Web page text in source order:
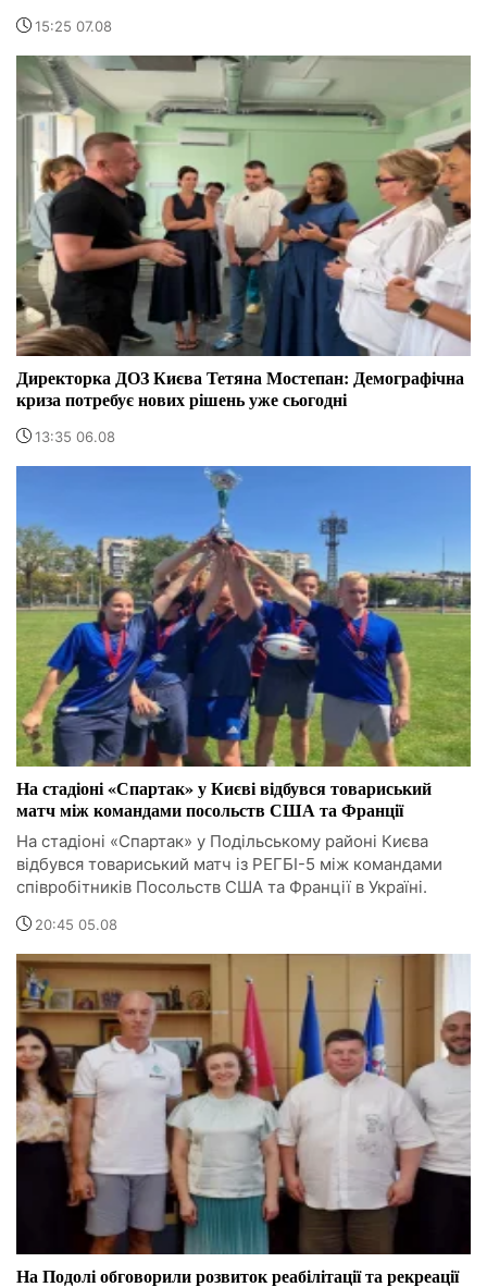
15:25 07.08
Директорка ДОЗ Києва Тетяна Мостепан: Демографічна
криза потребує нових рішень уже сьогодні
13:35 06.08
На стадіоні «Спартак» у Києві відбувся товариський
матч між командами посольств США та Франції
На стадіоні «Спартак» у Подільському районі Києва
відбувся товариський матч із РЕГБІ-5 між командами
співробітників Посольств США та Франції в Україні.
20:45 05.08
На Подолі обговорили розвиток реабілітації та рекреації